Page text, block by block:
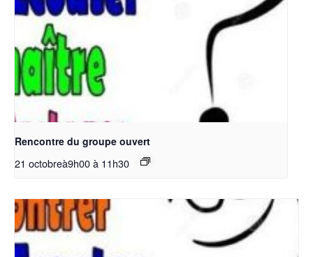
Rencontre du groupe ouvert
21 octobreà9h00à 11h30